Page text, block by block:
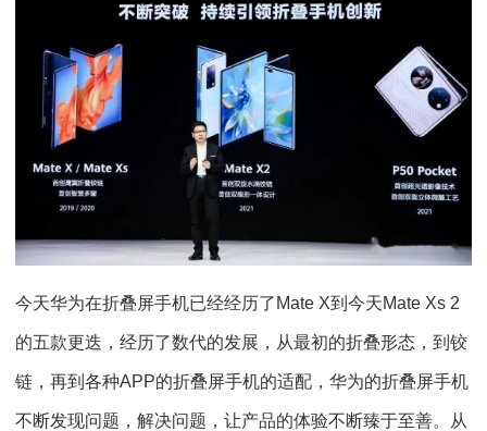
今天华为在折叠屏手机已经经历了Mate X到今天Mate Xs 2
的五款更迭，经历了数代的发展，从最初的折叠形态，到铰
链，再到各种APP的折叠屏手机的适配，华为的折叠屏手机
不断发现问题，解决问题，让产品的体验不断臻于至善。从